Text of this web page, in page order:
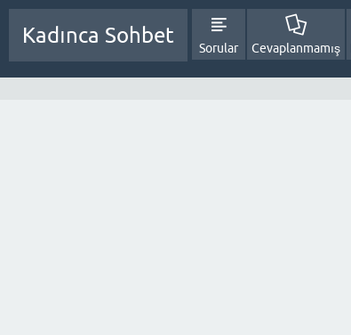
Kadınca Sohbet
Sorular Cevaplanmamış